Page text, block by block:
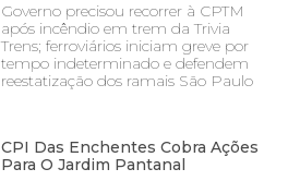
Governo precisou recorrer à CPTM
após incêndio em trem da Trivia
Trens; ferroviários iniciam greve por
tempo indeterminado e defendem
reestatização dos ramais São Paulo
CPI Das Enchentes Cobra Ações
Para O Jardim Pantanal